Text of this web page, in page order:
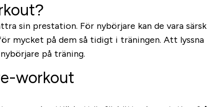
sin prestation. För nybörjare kan de vara
på dem så tidigt i träningen. Att lyssna
på träning.
workout